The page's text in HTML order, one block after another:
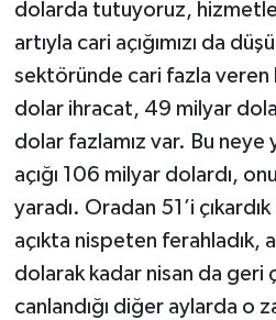
dolarda tutuyoruz,
artıyla cari açığımızı da
sektöründe cari fazla
dolar ihracat, 49 milyar
dolar fazlamız var. Bu neye
açığı 106 milyar dolardı,
yaradı. Oradan 51’i
açıkta nispeten ferahladık,
dolarak kadar nisan da geri
canlandığı diğer aylarda o